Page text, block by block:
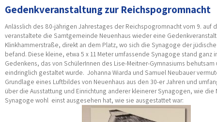
Gedenkveranstaltung zur Reichspogromnacht
Anlässlich des 80-jährigen Jahrestages der Reichspogromnacht vom 9. auf
veranstaltete die Samtgemeinde Neuenhaus wieder eine
Klinkhammerstraße, direkt an dem Platz, wo sich die Synagoge der
befand. Diese kleine, etwa 5 x 11 Meter umfassende Synagoge stand ganz
Gedenkens, das von SchülerInnen des Lise-Meitner-Gymnasiums
eindringlich gestaltet wurde. Johanna Wiarda und Samuel Neubauer
Grundlage eines Luftbildes von Neuenhaus aus den 30-er Jahren und
über die Ausstattung und Einrichtung anderer kleinerer Synagogen, wie die
Synagoge wohl einst ausgesehen hat, wie sie ausgestattet war: